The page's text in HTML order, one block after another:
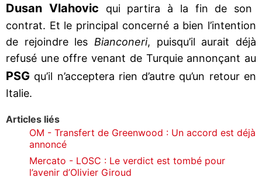
Dusan Vlahovic qui partira à la fin de son
contrat. Et le principal concerné a bien l’intention
de rejoindre les Bianconeri, puisqu’il aurait déjà
refusé une offre venant de Turquie annonçant au
PSG qu’il n’acceptera rien d’autre qu’un retour en
Italie.
Articles liés
OM - Transfert de Greenwood : Un accord est déjà
annoncé
Mercato - LOSC : Le verdict est tombé pour
l’avenir d’Olivier Giroud